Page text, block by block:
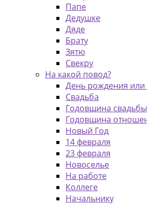
Папе
Дедушке
Дяде
Брату
Зятю
Свекру
На какой повод?
День рождения
Свадьба
Годовщина свадьбы
Годовщина
Новый Год
14 февраля
23 февраля
Новоселье
На работе
Коллеге
Начальнику